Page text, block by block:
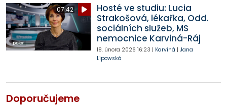
07:42
Hosté ve studiu: Lucia
Strakošová, lékařka, Odd.
sociálních služeb, MS
nemocnice Karviná-Ráj
18. února 2026 16:23 | Karviná | Jana
Lipowská
Doporučujeme